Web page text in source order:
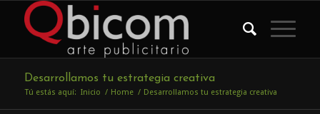
Desarrollamos tu estrategia creativa
Tú estás aquí: Inicio / Home / Desarrollamos tu estrategia creativa